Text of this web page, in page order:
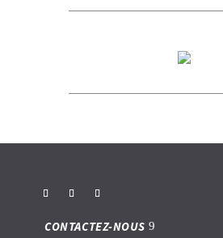
CONTACTEZ-NOUS